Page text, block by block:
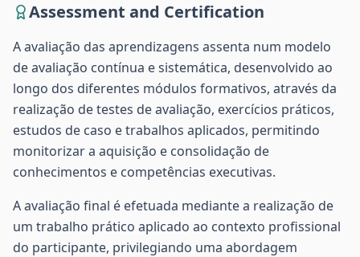
Assessment and Certification
A avaliação das aprendizagens assenta num modelo
de avaliação contínua e sistemática, desenvolvido ao
longo dos diferentes módulos formativos, através da
realização de testes de avaliação, exercícios práticos,
estudos de caso e trabalhos aplicados, permitindo
monitorizar a aquisição e consolidação de
conhecimentos e competências executivas.
A avaliação final é efetuada mediante a realização de
um trabalho prático aplicado ao contexto profissional
do participante, privilegiando uma abordagem